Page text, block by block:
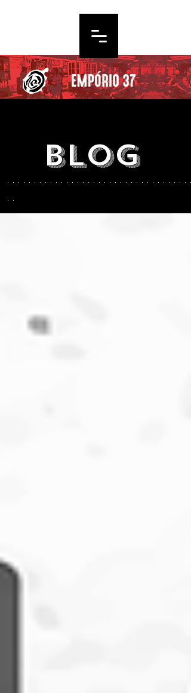
blog
. . . . . . . . . . . . . . . . . . . . . . . . . . . . . . . . . . .
. .